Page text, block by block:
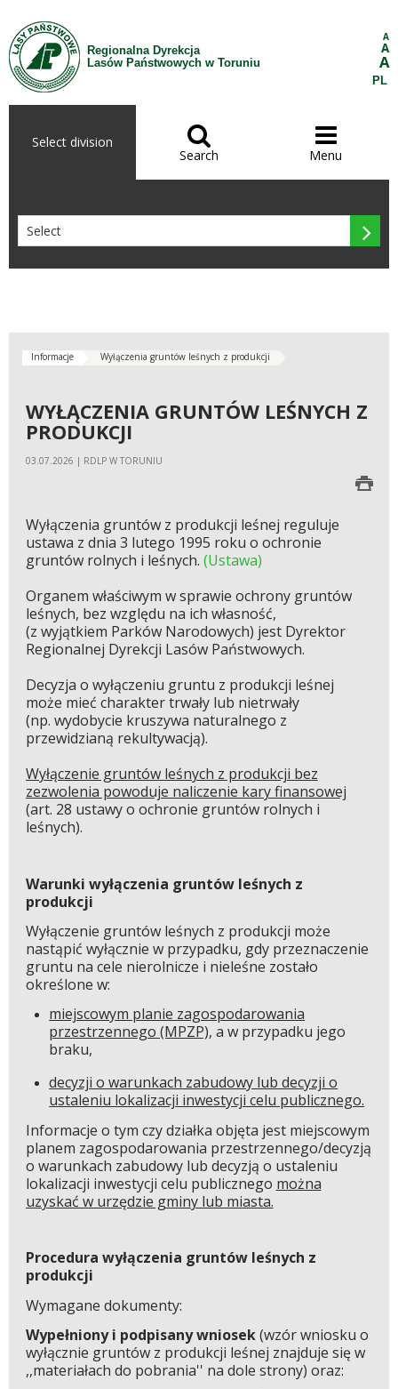
Skip to Content
Regionalna Dyrekcja
Lasów Państwowych w Toruniu
A
A
A
PL
Select division 
Search

Menu

Informacje Wyłączenia gruntów leśnych z produkcji
WYŁĄCZENIA GRUNTÓW LEŚNYCH Z
PRODUKCJI
03.07.2026 | RDLP W TORUNIU
Wyłączenia gruntów z produkcji leśnej reguluje
ustawa z dnia 3 lutego 1995 roku o ochronie
gruntów rolnych i leśnych. (Ustawa)
Organem właściwym w sprawie ochrony gruntów
leśnych, bez względu na ich własność,
(z wyjątkiem Parków Narodowych) jest Dyrektor
Regionalnej Dyrekcji Lasów Państwowych.
Decyzja o wyłączeniu gruntu z produkcji leśnej
może mieć charakter trwały lub nietrwały
(np. wydobycie kruszywa naturalnego z
przewidzianą rekultywacją).
Wyłączenie gruntów leśnych z produkcji bez
zezwolenia powoduje naliczenie kary finansowej
(art. 28 ustawy o ochronie gruntów rolnych i
leśnych).
Warunki wyłączenia gruntów leśnych z
produkcji
Wyłączenie gruntów leśnych z produkcji może
nastąpić wyłącznie w przypadku, gdy przeznaczenie
gruntu na cele nierolnicze i nieleśne zostało
określone w:
miejscowym planie zagospodarowania
przestrzennego (MPZP), a w przypadku jego
braku,
decyzji o warunkach zabudowy lub decyzji o
ustaleniu lokalizacji inwestycji celu publicznego.
Informacje o tym czy działka objęta jest miejscowym
planem zagospodarowania przestrzennego/decyzją
o warunkach zabudowy lub decyzją o ustaleniu
lokalizacji inwestycji celu publicznego można
uzyskać w urzędzie gminy lub miasta.
Procedura wyłączenia gruntów leśnych z
produkcji
Wymagane dokumenty:
Wypełniony i podpisany wniosek(wzór wniosku o
wyłącznie gruntów z produkcji leśnej znajduje się w
,,materiałach do pobrania'' na dole strony) oraz: